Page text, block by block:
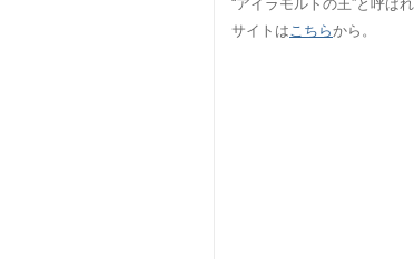
“アイラモルトの王”と呼ば
サイトは こちらから。